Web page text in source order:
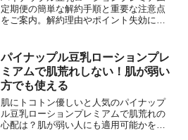
定期便の簡単な解約手順と重要な注意点
をご案内。解約理由やポイント失効につ
パイナップル豆乳ローションプレ
ミアムで肌荒れしない！肌が弱い
方でも使える
肌にトコトン優しいと人気のパイナップ
ル豆乳ローションプレミアムで肌荒れの
心配は？肌が弱い人にも適用可能かを詳